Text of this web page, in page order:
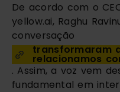
De acordo com o
yellow.ai, Raghu
conversação
transformaram
relacionamos
. Assim, a voz vem
fundamental em